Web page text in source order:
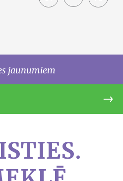
share
jaunumiem